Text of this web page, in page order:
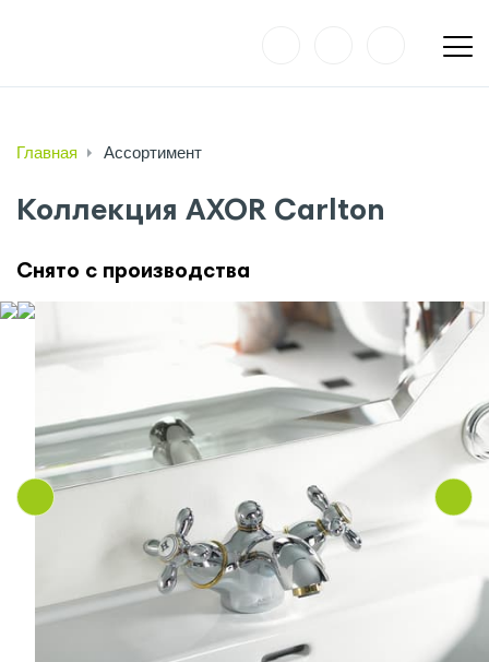
Главная Ассортимент
Коллекция AXOR Carlton
Снято с производства